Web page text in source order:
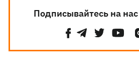
Подписывайтесь на нас